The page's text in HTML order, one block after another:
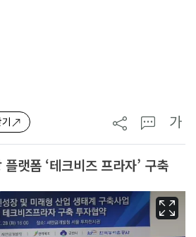
가
랫폼 ‘테크비즈 프라자’ 구축